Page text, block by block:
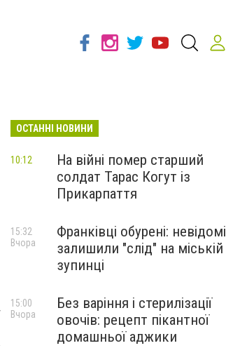
ОСТАННІ НОВИНИ
На війні помер старший
солдат Тарас Когут із
Прикарпаття
10:12
Франківці обурені: невідомі
залишили "слід" на міській
зупинці
15:32
Вчора
Без варіння і стерилізації
овочів: рецепт пікантної
домашньої аджики
15:00
Вчора